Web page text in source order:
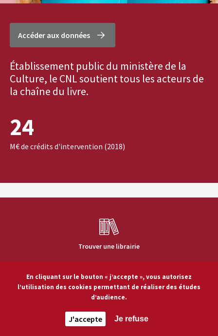
Accéder aux données
Établissement public du ministère de la
Culture, le CNL soutient tous les acteurs de
la chaîne du livre.
24
M€ de crédits d'intervention (2018)
Trouver une librairie
Résidences d’auteurs
En cliquant sur le bouton « j’accepte », vous autorisez
l’utilisation des cookies permettant de réaliser des études
d’audience.
J'accepte Je refuse